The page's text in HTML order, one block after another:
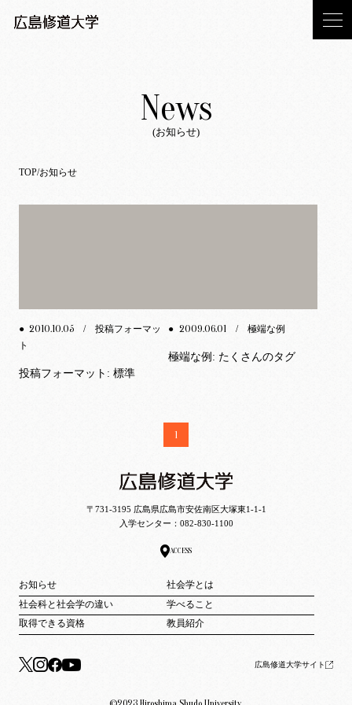
News
(お知らせ)
TOP お知らせ
● 2010.10.05 / 投稿フォーマッ
ト
投稿フォーマット: 標準
● 2009.06.01/ 極端な例
極端な例: たくさんのタグ
1
〒731-3195 広島県広島市安佐南区大塚東1-1-1
入学センター： 082-830-1100
ACCESS
お知らせ
社会学とは
社会科と社会学の違い
学べること
取得できる資格
教員紹介
広島修道大学サイト